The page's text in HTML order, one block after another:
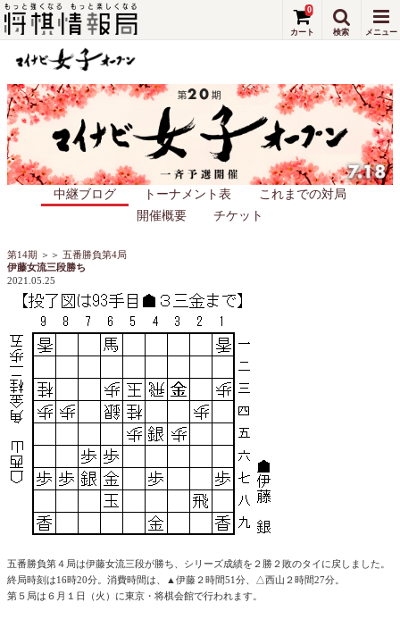
0
中継ブログ トーナメント表
これまでの対局
開催概要
チケット
第14期 ＞＞ 五番勝負第4局
伊藤女流三段勝ち
2021.05.25
五番勝負第４局は伊藤女流三段が勝ち、シリーズ成績を２勝２敗のタイに戻しました。
終局時刻は16時20分。消費時間は、▲伊藤２時間51分、△西山２時間27分。
第５局は６月１日（火）に東京・将棋会館で行われます。